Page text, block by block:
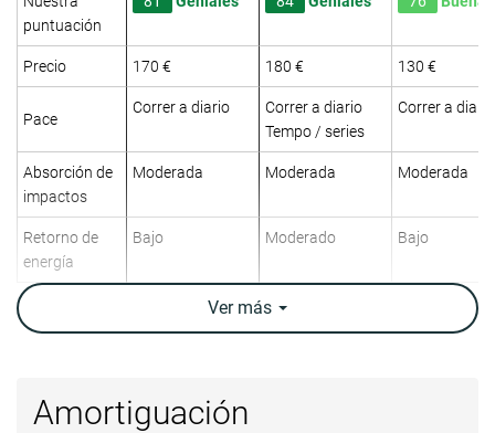
puntuación
Precio 170 € 180 € 130 €
Pace
Correr a diario
Correr a diario
Tempo / series
Correr a diario
Absorción de
impactos
Moderada Moderada Moderada
Retorno de
energía
Bajo Moderado Bajo
Moderada
laboratorio
10.9 oz / 310g
Ver más
Amortiguación